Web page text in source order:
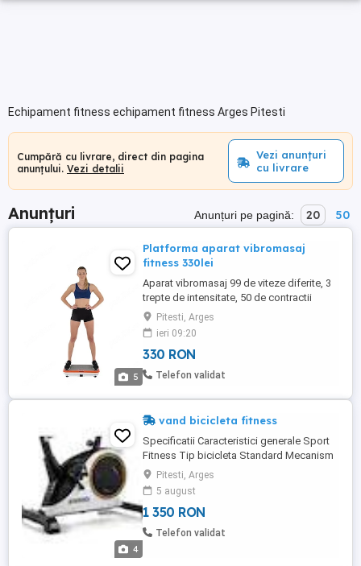
Echipament fitness echipament fitness Arges Pitesti
Cumpără cu livrare, direct din pagina
anunțului. Vezi detalii
Vezi anunțuri
cu livrare
Anunțuri Anunțuri pe pagină: 20 50
5
Platforma aparat vibromasaj
fitness 330lei
Aparat vibromasaj 99 de viteze diferite, 3
trepte de intensitate, 50 de contractii
musculare. Rezistenta pana la 150kg.
Inclus: placa vibratoare, 2x benzi de
rezistenta dar numai am telecomanda dar
se poate folosi si fara pe afișajul
aparatului. Stare foarte buna. Predare
Pitesti, Arges
ieri 09:20
330 RON
Telefon validat
4
vand bicicleta fitness
Specificatii Caracteristici generale Sport
Fitness Tip bicicleta Standard Mecanism
Magnetic Nivel pregatire Incepatori
Intermediari Avansati Experti Functii Timp
Viteza Distanta Puls Calorii Numar trepte
dificultate 8 Greutate maxima suportata
150 Kg Greutate volanta 8 Kg Culoare
Pitesti, Arges
5 august
1 350 RON
Telefon validat